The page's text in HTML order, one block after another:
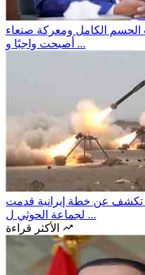
الكامل ومعركة صنعاء
أصبحت واجبًا و ...
تكشف عن خطة إيرانية قدمت
لجماعة الحوثي ل ...